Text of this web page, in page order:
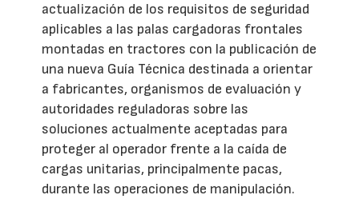
actualización de los requisitos de seguridad
aplicables a las palas cargadoras frontales
montadas en tractores con la publicación de
una nueva Guía Técnica destinada a orientar
a fabricantes, organismos de evaluación y
autoridades reguladoras sobre las
soluciones actualmente aceptadas para
proteger al operador frente a la caída de
cargas unitarias, principalmente pacas,
durante las operaciones de manipulación.